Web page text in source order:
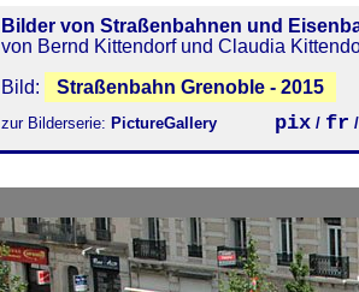
Bilder von Straßenbahnen und
von Bernd Kittendorf und Claudia
Bild:
Straßenbahn Grenoble - 2015
zur Bilderserie: PictureGallery pix / fr